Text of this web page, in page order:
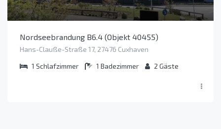
Nordseebrandung B6.4 (Objekt 40455)
Hans-Clauße-Straße 17, 27476 Cuxhaven
1 Schlafzimmer 1 Badezimmer 2 Gäste